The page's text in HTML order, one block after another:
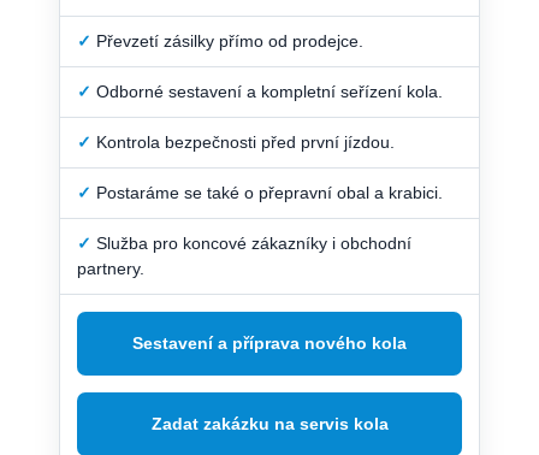
✓ Převzetí zásilky přímo od prodejce.
✓ Odborné sestavení a kompletní seřízení kola.
✓ Kontrola bezpečnosti před první jízdou.
✓ Postaráme se také o přepravní obal a krabici.
✓ Služba pro koncové zákazníky i obchodní
partnery.
Sestavení a příprava nového kola
Zadat zakázku na servis kola